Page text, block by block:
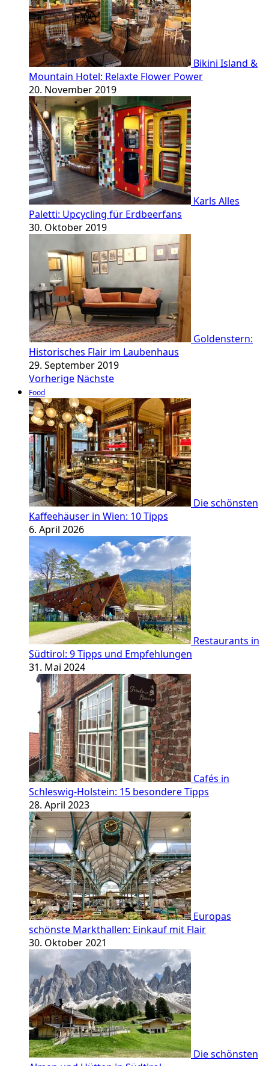
Bikini Island &
Mountain Hotel: Relaxte Flower Power
20. November 2019
Karls Alles
Paletti: Upcycling für Erdbeerfans
30. Oktober 2019
Goldenstern:
Historisches Flair im Laubenhaus
29. September 2019
Vorherige Nächste
Food
Die schönsten
Kaffeehäuser in Wien: 10 Tipps
6. April 2026
Restaurants in
Südtirol: 9 Tipps und Empfehlungen
31. Mai 2024
Cafés in
Schleswig-Holstein: 15 besondere Tipps
28. April 2023
Europas
schönste Markthallen: Einkauf mit Flair
30. Oktober 2021
Die schönsten